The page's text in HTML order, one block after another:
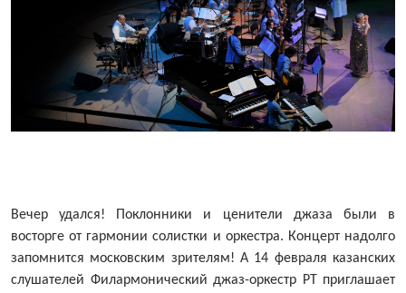
Вечер удался! Поклонники и ценители джаза были в
восторге от гармонии солистки и оркестра. Концерт надолго
запомнится московским зрителям! А 14 февраля казанских
слушателей Филармонический джаз-оркестр РТ приглашает